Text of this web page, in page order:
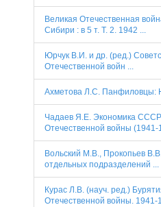
Великая Отечественная
Сибири : в 5 т. Т. 2. 1942 ...
Юрчук В.И. и др. (ред.)
Отечественной войн ...
Ахметова Л.С. Панфиловцы:
Чадаев Я.Е. Экономика СССР
Отечественной войны (1941-
Вольский М.В., Прокопьев
отдельных подразделений ...
Курас Л.В. (науч. ред.)
Отечественной войны. 1941-